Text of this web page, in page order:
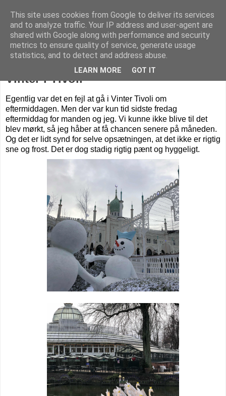
Livet på Vestegnen
Vinter i Tivoli
Egentlig var det en fejl at gå i Vinter Tivoli om
eftermiddagen. Men der var kun tid sidste fredag
eftermiddag for manden og jeg. Vi kunne ikke blive til det
blev mørkt, så jeg håber at få chancen senere på måneden.
Og det er lidt synd for selve opsætningen, at det ikke er rigtig
sne og frost. Det er dog stadig rigtig pænt og hyggeligt.
This site uses cookies from Google to deliver its services
and to analyze traffic. Your IP address and user-agent are
shared with Google along with performance and security
metrics to ensure quality of service, generate usage
statistics, and to detect and address abuse.
LEARN MORE GOT IT